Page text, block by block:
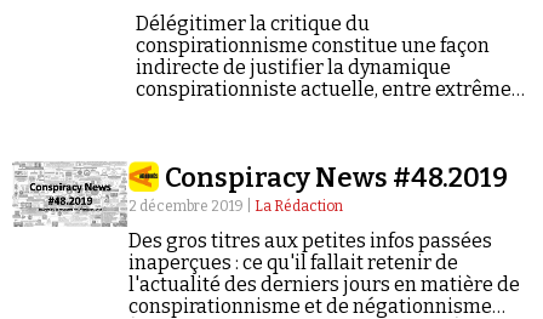
Délégitimer la critique du
conspirationnisme constitue une façon
indirecte de justifier la dynamique
conspirationniste actuelle, entre extrême
Conspiracy News #48.2019
2 décembre 2019 | La Rédaction
Des gros titres aux petites infos passées
inaperçues : ce qu'il fallait retenir de
l'actualité des derniers jours en matière de
conspirationnisme et de négationnisme